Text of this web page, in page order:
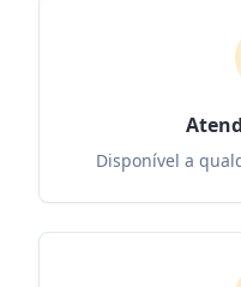
Disponível a